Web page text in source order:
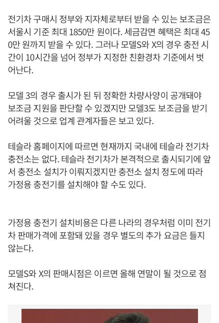
전기차 구매시 정부와 지자체로부터 받을 수 있는 보조금은
서울시 기준 최대 1850만 원이다. 세금감면 혜택은 최대 45
0만 원까지 받을 수 있다. 그러나 모델S와 X의 경우 충전 시
간이 10시간을 넘어 정부가 지정한 친환경차 기준에서 벗
어난다.
모델 3의 경우 출시가 된 뒤 정확한 차량사양이 공개돼야
보조금 지원을 판단할 수 있겠지만 모델3도 보조금을 받기
어려울 것으로 업계 관계자들은 보고 있다.
테슬라 홈페이지에 따르면 현재까지 국내에 테슬라 전기차
충전소는 없다. 테슬라 전기차가 본격적으로 출시되기에 앞
서 충전소 설치가 이뤄지겠지만 충전소 설치 정도에 따라
가정용 충전기를 설치해야 할 수도 있다.
가정용 충전기 설치비용은 다른 나라의 경우처럼 이미 전기
차 판매가격에 포함돼 있을 경우 별도의 추가 요금은 들지
않는다.
모델S와 X의 판매시점은 이르면 올해 연말이 될 것으로 점
쳐진다.